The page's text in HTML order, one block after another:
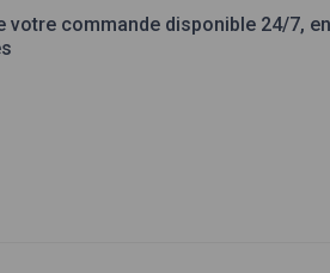
votre commande disponible 24/7,